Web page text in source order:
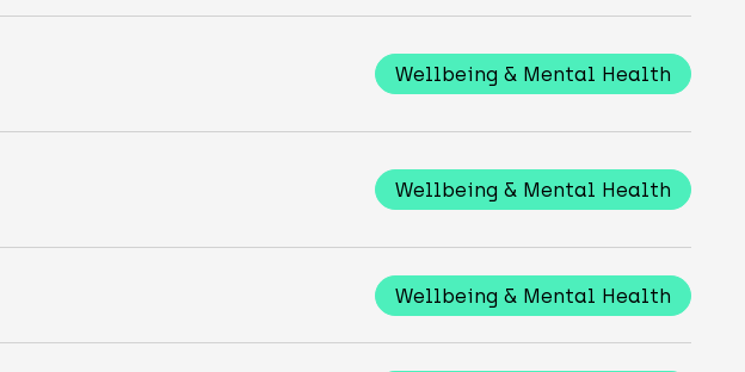
Wellbeing & Mental Health
Wellbeing & Mental Health
Wellbeing & Mental Health